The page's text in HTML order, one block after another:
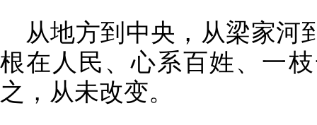
从地方到中央，从梁家河
根在人民、心系百姓、一
之，从未改变。